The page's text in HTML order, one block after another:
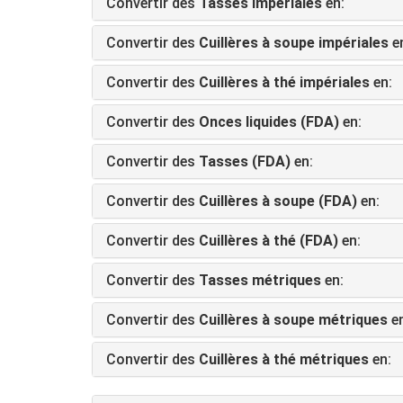
Convertir des Cuillères à soupe impériales
Convertir des Cuillères à thé impériales en:
Convertir des Onces liquides (FDA) en:
Convertir des Tasses (FDA) en:
Convertir des Cuillères à soupe (FDA) en:
Convertir des Cuillères à thé (FDA) en:
Convertir des Tasses métriques en:
Convertir des Cuillères à soupe métriques
Convertir des Cuillères à thé métriques en: